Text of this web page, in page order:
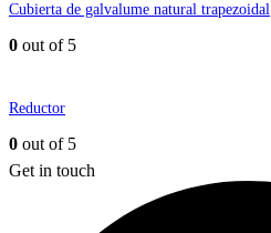
Cubierta de galvalume natural trapezoidal
0 out of 5
Reductor
0 out of 5
Get in touch